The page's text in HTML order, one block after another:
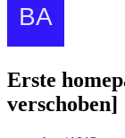
Erste
verschoben]